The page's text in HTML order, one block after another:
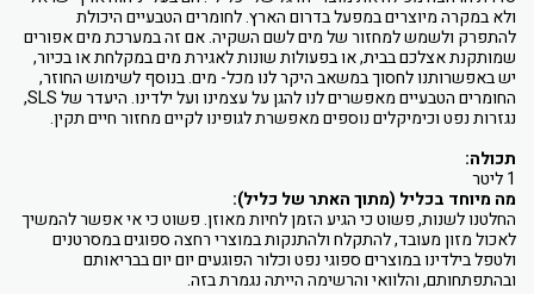
ולא במקרה מיוצרים במפעל בדרום הארץ. לחומרים הטבעיים היכולת
להתפרק ולשמש למחזור של מים לשם השקיה. אם זה במערכת מים אפורים
שמותקנת אצלכם בבית, או בפעולות שונות לאגירת מים במקלחת או בכיור,
יש באפשרותנו לחסוך במשאב היקר לנו מכל- מים. בנוסף לשימוש החוזר,
החומרים הטבעיים מאפשרים לנו להגן על עצמינו ועל ילדינו. היעדר של SLS,
נגזרות נפט וכימיקלים נוספים מאפשרת לגופינו לקיים מחזור חיים תקין.
תכולה:
1 ליטר
מה מיוחד בכליל (מתוך האתר של כליל):
החלטנו לשנות, פשוט כי הגיע הזמן לחיות מאוזן. פשוט כי אי אפשר להמשיך
לאכול מזון מעובד, להתקלח ולהתנקות במוצרי רחצה ספוגים במסרטנים
ולטפל בילדינו במוצרים ספוגי נפט וכלור הפוגעים יום יום בבריאותם
ובהתפתחותם, והלוואי והרשימה הייתה נגמרת בזה.